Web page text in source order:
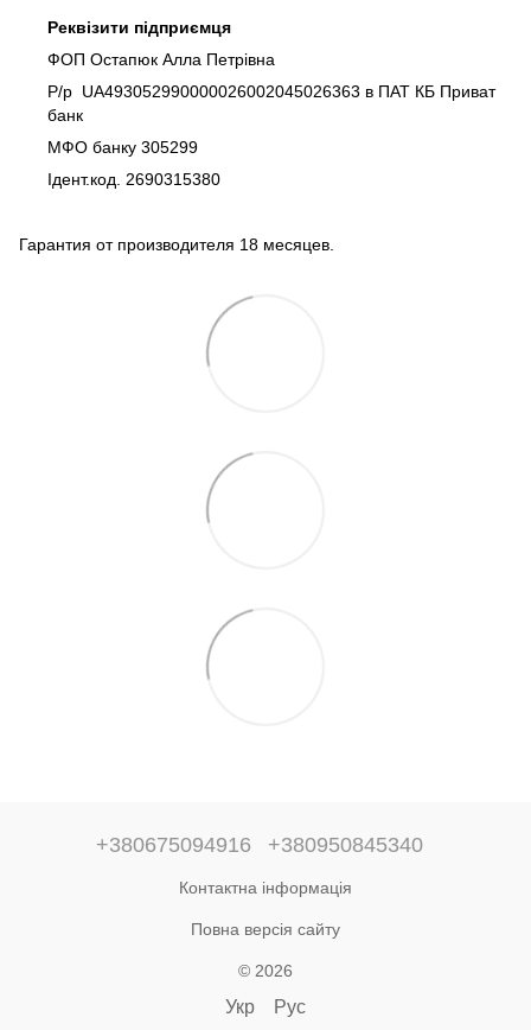
Реквізити підприємця
ФОП Остапюк Алла Петрівна
Р/р UA493052990000026002045026363 в ПАТ КБ Приват
банк
МФО банку 305299
Ідент.код. 2690315380
Гарантия от производителя 18 месяцев.
+380675094916 +380950845340
Контактна інформація
Повна версія сайту
© 2026
Укр Рус